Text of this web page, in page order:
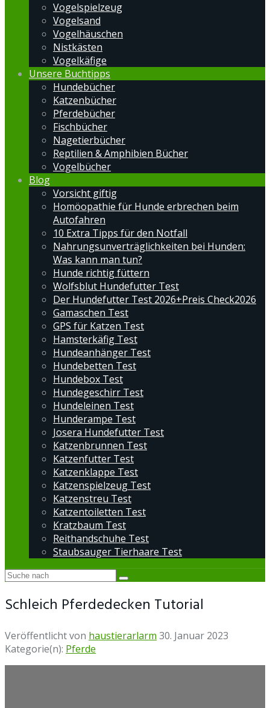
Vogelspielzeug
Vogelsand
Vogelhäuschen
Nistkästen
Vogelkäfige
Unsere Buchtipps
Hundebücher
Katzenbücher
Pferdebücher
Fischbücher
Nagetierbücher
Reptilien & Amphibien Bücher
Vogelbücher
Blog
Vorsicht giftig
Homöopathie für Hunde erbrechen beim
Autofahren
10 Extra Tipps für den Notfall
Nahrungsunverträglichkeiten bei Hunden:
Was kann man tun?
Hunde richtig füttern
Wolfsblut Hundefutter Test
Der Hundefutter Test 2026+Preis Check2026
Gamaschen Test
GPS für Katzen Test
Hamsterkäfig Test
Hundeanhänger Test
Hundebetten Test
Hundebox Test
Hundegeschirr Test
Hundeleinen Test
Hunderampe Test
Josera Hundefutter Test
Katzenbrunnen Test
Katzenfutter Test
Katzenklappe Test
Katzenspielzeug Test
Katzenstreu Test
Katzentoiletten Test
Kratzbaum Test
Reithandschuhe Test
Staubsauger Tierhaare Test
Schleich Pferdedecken Tutorial
Veröffentlicht von haustierarlarm 30. Januar 2023
Kategorie(n): Pferde